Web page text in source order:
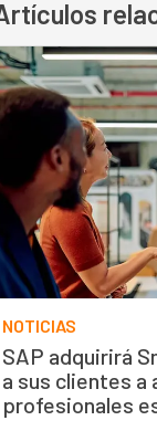
NOTICIAS
SAP adquirirá
a sus clientes a
profesionales